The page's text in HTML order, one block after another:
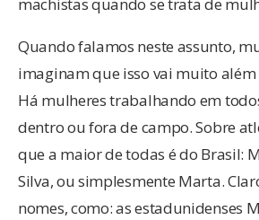
machistas quando se trata de
Quando falamos neste assunto,
imaginam que isso vai muito
Há mulheres trabalhando em
dentro ou fora de campo. Sobre
que a maior de todas é do Brasil:
Silva, ou simplesmente Marta.
nomes, como: as estadunidenses